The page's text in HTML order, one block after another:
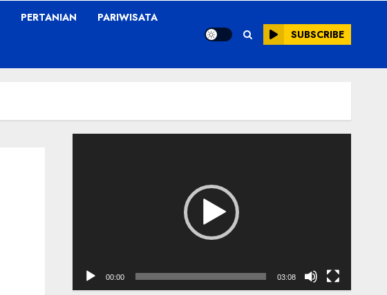
PERTANIAN PARIWISATA
SUBSCRIBE
00:00 03:08